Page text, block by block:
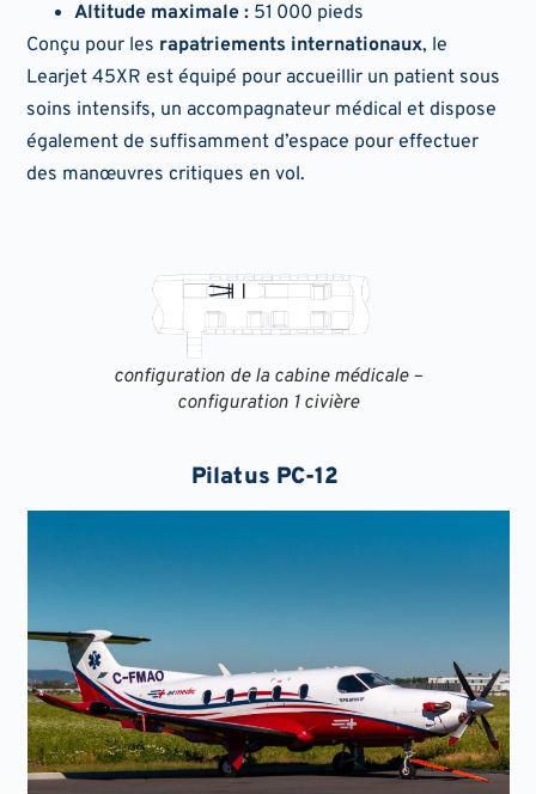
Altitude maximale : 51 000 pieds
Conçu pour les rapatriements internationaux, le
Learjet 45XR est équipé pour accueillir un patient sous
soins intensifs, un accompagnateur médical et dispose
également de suffisamment d’espace pour effectuer
des manœuvres critiques en vol.
configuration de la cabine médicale –
configuration 1 civière
Pilatus PC-12